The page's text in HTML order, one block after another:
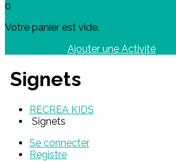
0
Votre panier est vide.
Ajouter une Activité
Signets
RECREA KIDS
Signets
Se connecter
Registre